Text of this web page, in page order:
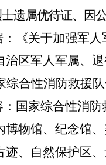
遗属优待证、因
：《关于加强军
治区军人军属、
综合性消防救援
：国家综合性消
博物馆、纪念馆
迹、自然保护区